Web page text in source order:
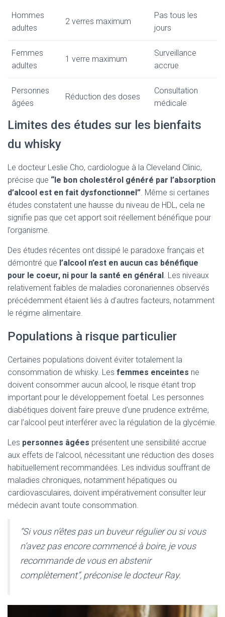
Hommes
adultes
2 verres maximum
Pas tous les
jours
Femmes
adultes
1 verre maximum
Surveillance
accrue
Personnes
âgées
Réduction des doses
Consultation
médicale
Limites des études sur les bienfaits
du whisky
Le docteur Leslie Cho, cardiologue à la Cleveland Clinic,
précise que “le bon cholestérol généré par l’absorption
d’alcool est en fait dysfonctionnel”. Même si certaines
études constatent une hausse du niveau de HDL, cela ne
signifie pas que cet apport soit réellement bénéfique pour
l’organisme.
Des études récentes ont dissipé le paradoxe français et
démontré que l’alcool n’est en aucun cas bénéfique
pour le coeur, ni pour la santé en général. Les niveaux
relativement faibles de maladies coronariennes observés
précédemment étaient liés à d’autres facteurs, notamment
le régime alimentaire.
Populations à risque particulier
Certaines populations doivent éviter totalement la
consommation de whisky. Les femmes enceintes ne
doivent consommer aucun alcool, le risque étant trop
important pour le développement foetal. Les personnes
diabétiques doivent faire preuve d’une prudence extrême,
car l’alcool peut interférer avec la régulation de la glycémie.
Les personnes âgées présentent une sensibilité accrue
aux effets de l’alcool, nécessitant une réduction des doses
habituellement recommandées. Les individus souffrant de
maladies chroniques, notamment hépatiques ou
cardiovasculaires, doivent impérativement consulter leur
médecin avant toute consommation.
“Si vous n’êtes pas un buveur régulier ou si vous
n’avez pas encore commencé à boire, je vous
recommande de vous en abstenir
complètement”, préconise le docteur Ray.